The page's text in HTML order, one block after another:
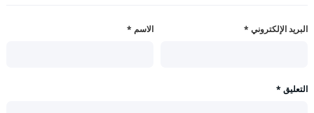
الاسم * البريد الإلكتروني *
التعليق *